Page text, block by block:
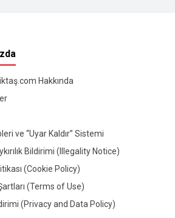
Hakkında
ve “Uyar Kaldır” Sistemi
Bildirimi (Illegality Notice)
(Cookie Policy)
(Terms of Use)
(Privacy and Data Policy)